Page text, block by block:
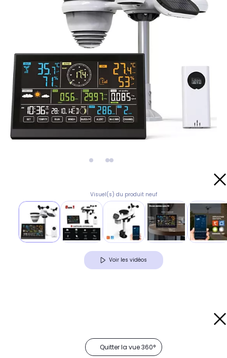
Visuel(s) du produit neuf
Voir les vidéos
Quitter la vue 360°